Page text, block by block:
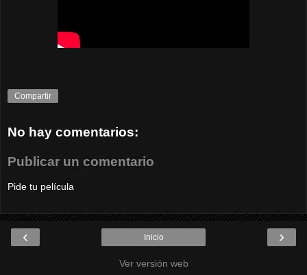
Compartir
No hay comentarios:
Publicar un comentario
Pide tu película
‹ ›
Inicio
Ver versión web